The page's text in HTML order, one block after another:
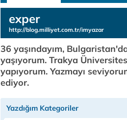
exper
http://blog.milliyet.com.tr/imyazar
36 yaşındayım,
yaşıyorum. Trakya
yapıyorum. Yazmayı
ediyor.
Yazdığım Kategoriler